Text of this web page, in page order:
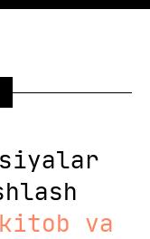
kitob va